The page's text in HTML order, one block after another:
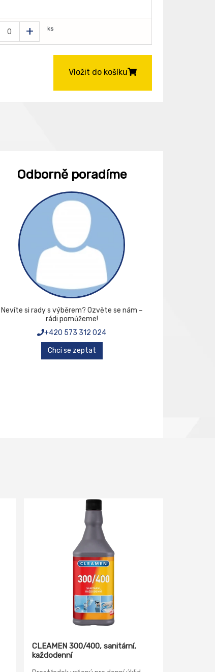
+ ks
Vložit do košíku
Odborně poradíme
Nevíte si rady s výběrem? Ozvěte se nám –
rádi pomůžeme!
+420 573 312 024
Chci se zeptat
CLEAMEN 300/400, sanitární,
každodenní